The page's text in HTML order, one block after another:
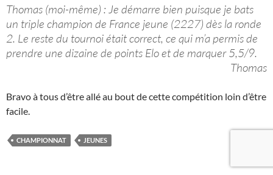
​Thomas (moi-même) : Je démarre bien puisque je bats
un triple champion de France jeune (2227) dès la ronde
2. Le reste du tournoi était correct, ce qui m’a permis de
prendre une dizaine de points Elo et de marquer 5,5/9.
Thomas
Bravo à tous d’être allé au bout de cette compétition loin d’être
facile.
CHAMPIONNAT JEUNES